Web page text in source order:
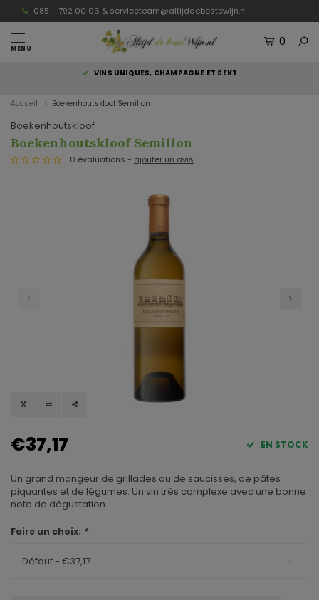
085 – 792 00 06 & serviceteam@altijddebestewijn.nl
MENU
0
VINS UNIQUES, CHAMPAGNE ET SEKT
Accueil Boekenhoutskloof Semillon
Boekenhoutskloof
Boekenhoutskloof Semillon
0 évaluations - ajouter un avis
€37,17 EN STOCK
Un grand mangeur de grillades ou de saucisses, de pâtes
piquantes et de légumes. Un vin très complexe avec une bonne
note de dégustation.
Faire un choix: *
Défaut - €37,17